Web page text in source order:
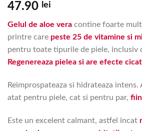
47.90 lei
Gelul de aloe vera contine foarte
printre care peste 25 de vitamine si
pentru toate tipurile de piele, inclusiv
Regenereaza pielea si are efecte
Reimprospateaza si hidrateaza
atat pentru piele, cat si pentru par,
Este un excelent calmant, astfel incat